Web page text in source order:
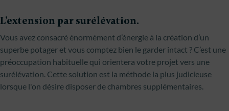
L’extension par surélévation.
Vous avez consacré énormément d’énergie à la création d’un
superbe potager et vous comptez bien le garder intact ? C’est une
préoccupation habituelle qui orientera votre projet vers une
surélévation. Cette solution est la méthode la plus judicieuse
lorsque l'on désire disposer de chambres supplémentaires.